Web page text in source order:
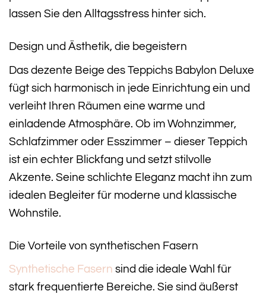
lassen Sie den Alltagsstress hinter sich.
Design und Ästhetik, die begeistern
Das dezente Beige des Teppichs Babylon Deluxe
fügt sich harmonisch in jede Einrichtung ein und
verleiht Ihren Räumen eine warme und
einladende Atmosphäre. Ob im Wohnzimmer,
Schlafzimmer oder Esszimmer – dieser Teppich
ist ein echter Blickfang und setzt stilvolle
Akzente. Seine schlichte Eleganz macht ihn zum
idealen Begleiter für moderne und klassische
Wohnstile.
Die Vorteile von synthetischen Fasern
Synthetische Fasern sind die ideale Wahl für
stark frequentierte Bereiche. Sie sind äußerst